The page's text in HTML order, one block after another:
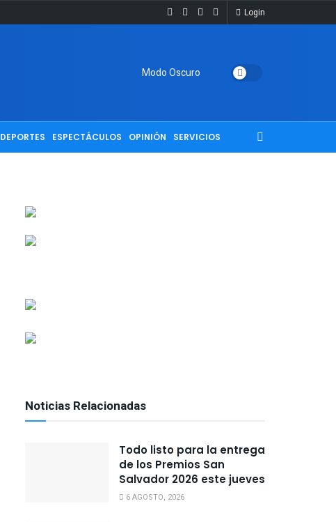
Login
Modo Oscuro
DEPORTES ESPECTÁCULOS OPINIÓN SERVICIOS
Noticias Relacionadas
Todo listo para la entrega
de los Premios San
Salvador 2026 este jueves
6 AGOSTO, 2026